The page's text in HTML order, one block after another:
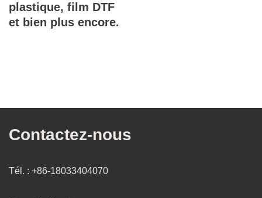
plastique, film DTF
et bien plus encore.
Contactez-nous
Tél. : +86-18033404070